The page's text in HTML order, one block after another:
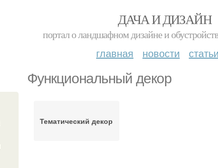
ДАЧА И ДИЗАЙН
портал о ландшафном дизайне и
главная новости статьи
Функциональный декор
Тематический декор